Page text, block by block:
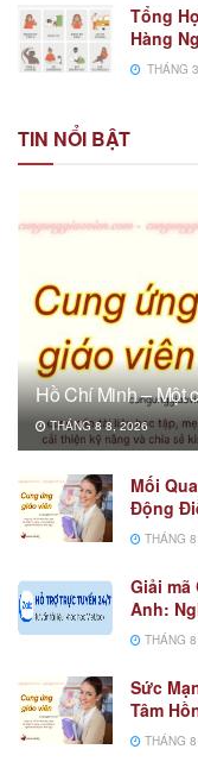
Tổng
Hàng
THÁNG
TIN NỔI BẬT
Hồ Chí Minh – Một
THÁNG 8 8, 2026
Mối
Động
THÁNG
Giải mã
Anh:
THÁNG
Sức
Tâm
THÁNG